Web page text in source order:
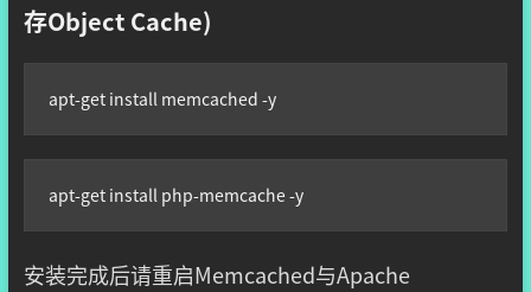
存Object Cache)
apt-get install memcached -y
apt-get install php-memcache -y
安装完成后请重启Memcached与Apache